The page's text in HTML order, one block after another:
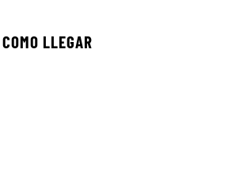
COMO LLEGAR